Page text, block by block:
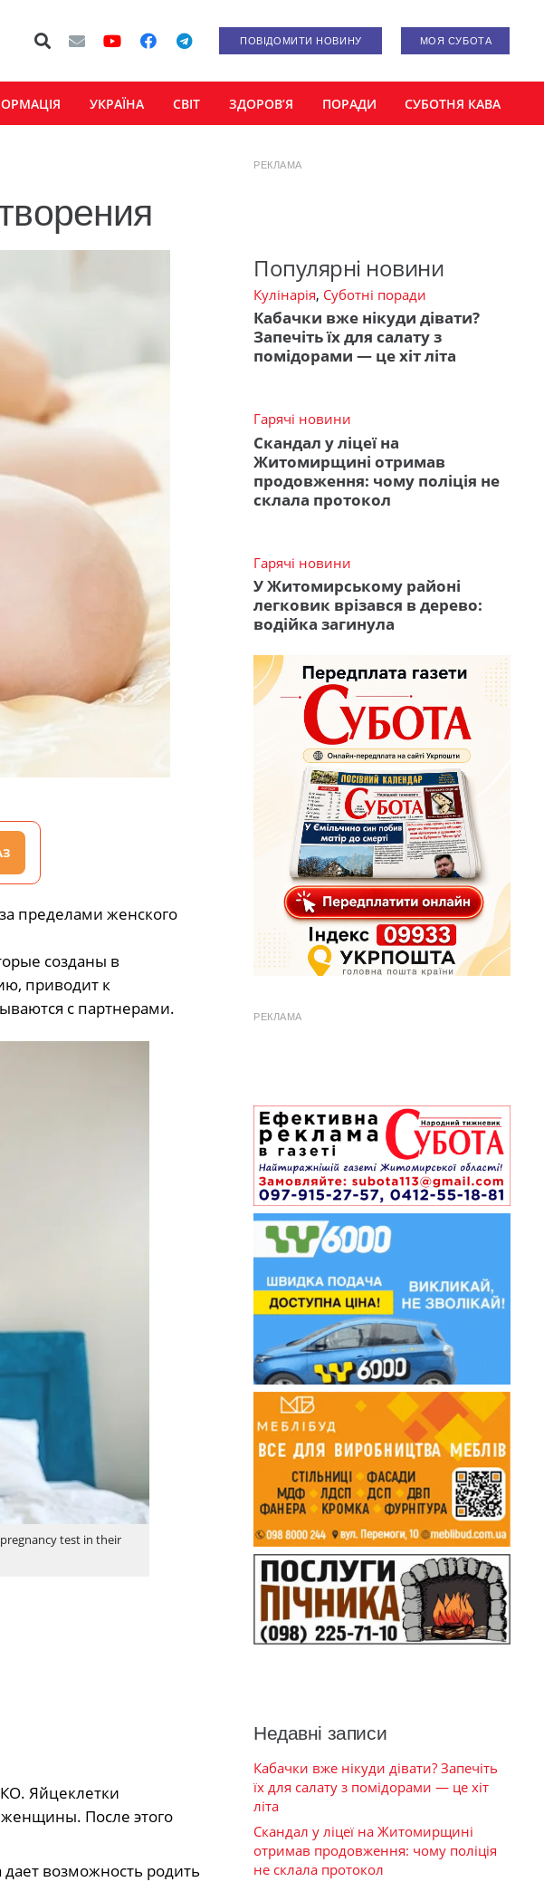
ПОВІДОМИТИ НОВИНУ МОЯ СУБОТА
УКРАЇНА СВІТ ЗДОРОВ’Я ПОРАДИ СУБОТНЯ КАВА
пределами женского
созданы в
приводит к
с партнерами.
test in their
Яйцеклетки
После этого
возможность родить
РЕКЛАМА
Популярні новини
Кулінарія, Суботні поради
Кабачки вже нікуди дівати?
Запечіть їх для салату з
помідорами — це хіт літа
Гарячі новини
Скандал у ліцеї на
Житомирщині отримав
продовження: чому поліція не
склала протокол
Гарячі новини
У Житомирському районі
легковик врізався в дерево:
водійка загинула
РЕКЛАМА
Недавні записи
Кабачки вже нікуди дівати? Запечіть
їх для салату з помідорами — це хіт
літа
Скандал у ліцеї на Житомирщині
отримав продовження: чому поліція
не склала протокол